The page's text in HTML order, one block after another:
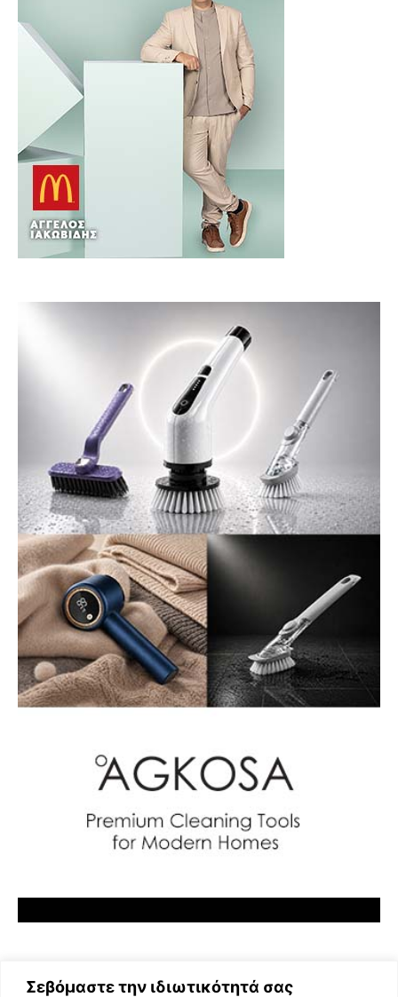
Σεβόμαστε την ιδιωτικότητά σας